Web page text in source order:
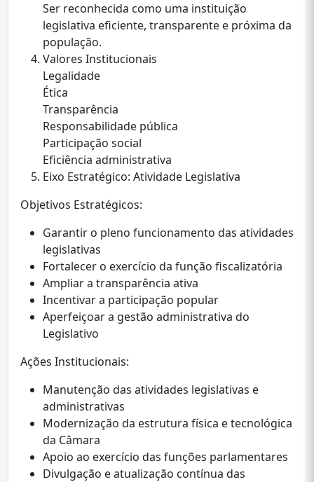
Ser reconhecida como uma instituição
legislativa eficiente, transparente e próxima da
população.
Valores Institucionais
Legalidade
Ética
Transparência
Responsabilidade pública
Participação social
Eficiência administrativa
Eixo Estratégico: Atividade Legislativa
Objetivos Estratégicos:
Garantir o pleno funcionamento das atividades
legislativas
Fortalecer o exercício da função fiscalizatória
Ampliar a transparência ativa
Incentivar a participação popular
Aperfeiçoar a gestão administrativa do
Legislativo
Ações Institucionais:
Manutenção das atividades legislativas e
administrativas
Modernização da estrutura física e tecnológica
da Câmara
Apoio ao exercício das funções parlamentares
Divulgação e atualização contínua das